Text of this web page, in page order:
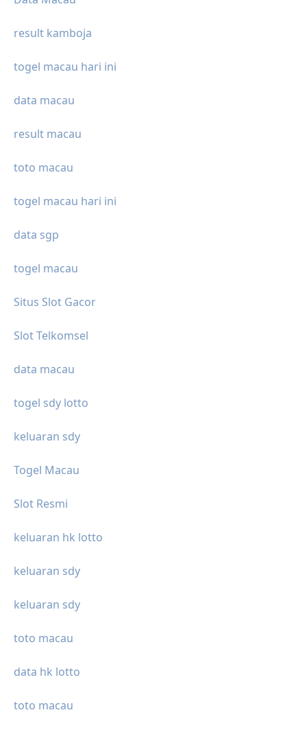
result kamboja
togel macau hari ini
data macau
result macau
toto macau
togel macau hari ini
data sgp
togel macau
Situs Slot Gacor
Slot Telkomsel
data macau
togel sdy lotto
keluaran sdy
Togel Macau
Slot Resmi
keluaran hk lotto
keluaran sdy
keluaran sdy
toto macau
data hk lotto
toto macau